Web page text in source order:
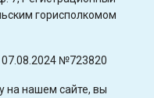
горисполкомом
07.08.2024 №723820
на нашем сайте, вы